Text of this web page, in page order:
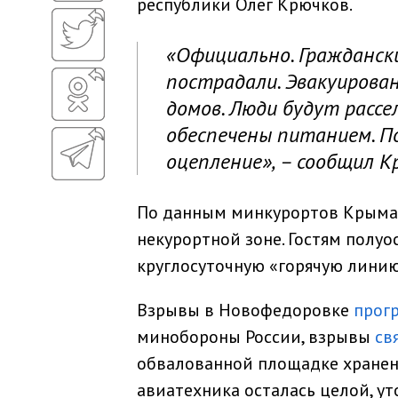
«Официально.
пострадали.
домов. Люди будут
обеспечены питанием.
оцепление», – сообщил
По данным минкурортов
некурортной зоне. Гостям
круглосуточную «горячую
Взрывы в Новофедоровке
минобороны России, взрывы
обвалованной площадке
авиатехника осталась целой,